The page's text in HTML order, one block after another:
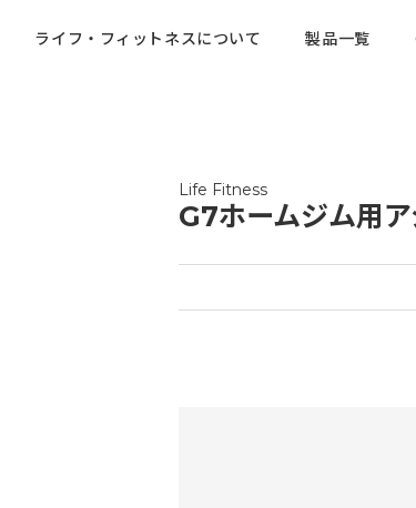
ライフ・フィットネスについて 製品一覧
Life Fitness
G7ホームジム用